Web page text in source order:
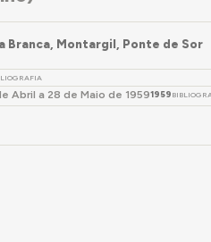
Branca, Montargil, Ponte de Sor
Abril a 28 de Maio de 19591959